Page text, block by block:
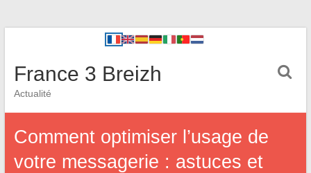
France 3 Breizh
Actualité
Comment optimiser l’usage de
votre messagerie : astuces et